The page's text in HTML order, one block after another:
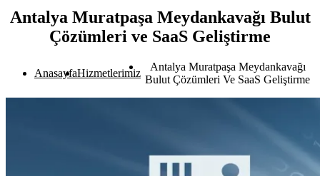
Antalya Muratpaşa Meydankavağı Bulut
Çözümleri ve SaaS Geliştirme
AnasayfaHizmetlerimiz
Antalya Muratpaşa Meydankavağı
Bulut Çözümleri Ve SaaS Geliştirme